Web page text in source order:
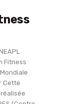
Fitness
Cette